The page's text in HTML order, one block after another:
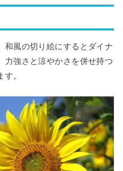
和風の切り絵にするとダイナ
力強さと涼やかさを併せ持つ
。